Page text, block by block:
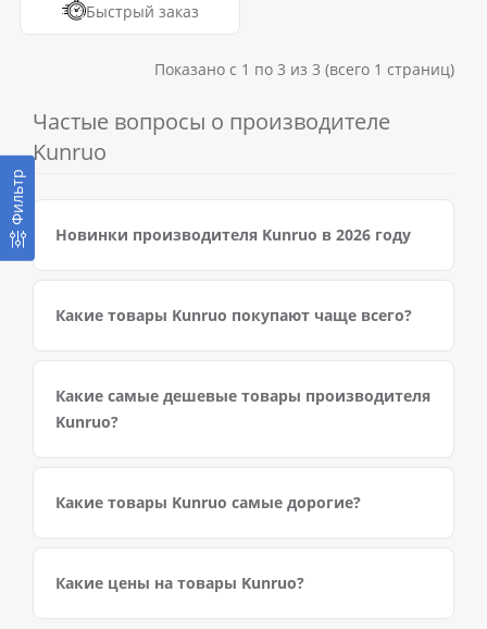
Фильтр
Быстрый заказ
Показано с 1 по 3 из 3 (всего 1 страниц)
Частые вопросы о производителе
Kunruo
Новинки производителя Kunruo в 2026 году
Какие товары Kunruo покупают чаще всего?
Какие самые дешевые товары производителя
Kunruo?
Какие товары Kunruo самые дорогие?
Какие цены на товары Kunruo?